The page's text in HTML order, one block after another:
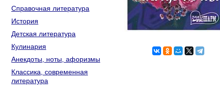
Справочная литература
История
Детская литература
Кулинария
Анекдоты, ноты, афоризмы
Классика, современная
литература